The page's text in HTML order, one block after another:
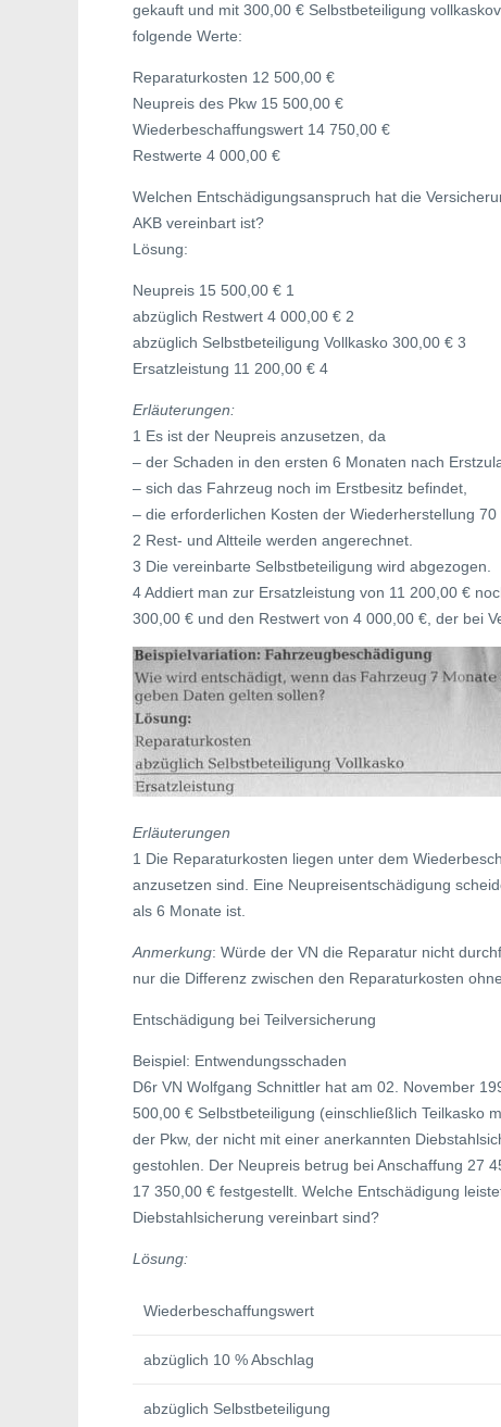
gekauft und mit 300,00 € Selbstbeteiligung
folgende Werte:
Reparaturkosten 12 500,00 €
Neupreis des Pkw 15 500,00 €
Wiederbeschaffungswert 14 750,00 €
Restwerte 4 000,00 €
Welchen Entschädigungsanspruch hat die
AKB vereinbart ist?
Lösung:
Neupreis 15 500,00 € 1
abzüglich Restwert 4 000,00 € 2
abzüglich Selbstbeteiligung Vollkasko 300,00 € 3
Ersatzleistung 11 200,00 € 4
Erläuterungen:
1 Es ist der Neupreis anzusetzen, da
– der Schaden in den ersten 6 Monaten nach
– sich das Fahrzeug noch im Erstbesitz befindet,
– die erforderlichen Kosten der Wiederherstellung 70
2 Rest- und Altteile werden angerechnet.
3 Die vereinbarte Selbstbeteiligung wird abgezogen.
4 Addiert man zur Ersatzleistung von 11 200,00 €
300,00 € und den Restwert von 4 000,00 €, der bei
Erläuterungen
1 Die Reparaturkosten liegen unter dem
anzusetzen sind. Eine Neupreisentschädigung
als 6 Monate ist.
Anmerkung: Würde der VN die Reparatur nicht
nur die Differenz zwischen den Reparaturkosten
Entschädigung bei Teilversicherung
Beispiel: Entwendungsschaden
D6r VN Wolfgang Schnittler hat am 02. November
500,00 € Selbstbeteiligung (einschließlich Teilkasko
der Pkw, der nicht mit einer anerkannten
gestohlen. Der Neupreis betrug bei Anschaffung 27
17 350,00 € festgestellt. Welche Entschädigung
Diebstahlsicherung vereinbart sind?
Lösung:
Wiederbeschaffungswert
abzüglich 10 % Abschlag
abzüglich Selbstbeteiligung